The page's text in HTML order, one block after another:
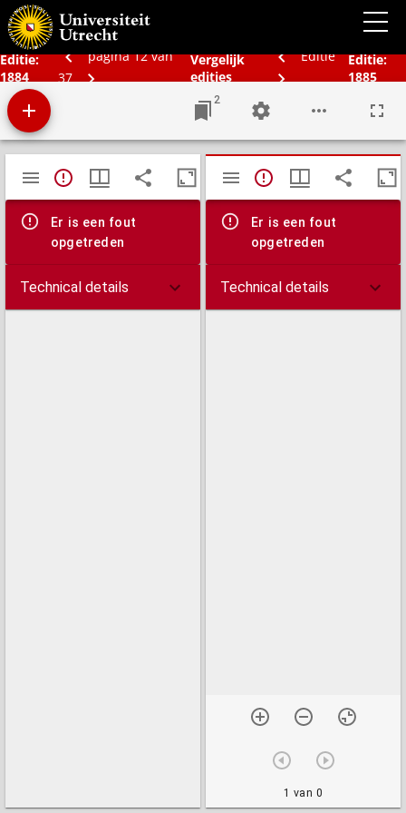
Editie:
1884
pagina 12 van
37
Vergelijk
edities
Editie
Editie:
1885
Bos' schoolatlas der geheele aarde.
2
Mirador
viewer
TypeError: Failed to fetch
Er is een fout
opgetreden
Technical details
TypeError:
Er is een fout
opgetreden
Technical details
1 van 0